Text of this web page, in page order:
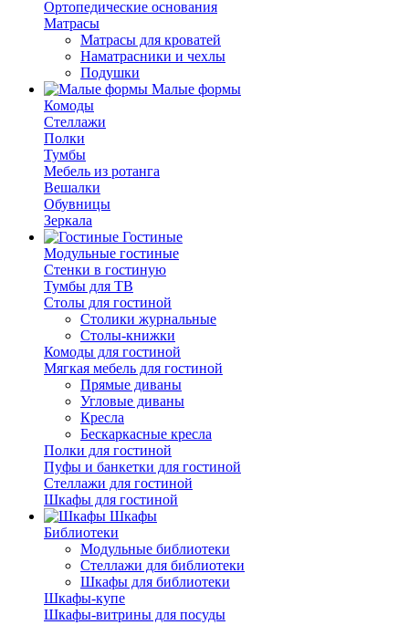
Ортопедические основания
Матрасы
Матрасы для кроватей
Наматрасники и чехлы
Подушки
Малые формы
Комоды
Стеллажи
Полки
Тумбы
Мебель из ротанга
Вешалки
Обувницы
Зеркала
Гостиные
Модульные гостиные
Стенки в гостиную
Тумбы для ТВ
Столы для гостиной
Столики журнальные
Столы-книжки
Комоды для гостиной
Мягкая мебель для гостиной
Прямые диваны
Угловые диваны
Кресла
Бескаркасные кресла
Полки для гостиной
Пуфы и банкетки для гостиной
Стеллажи для гостиной
Шкафы для гостиной
Шкафы
Библиотеки
Модульные библиотеки
Стеллажи для библиотеки
Шкафы для библиотеки
Шкафы-купе
Шкафы-витрины для посуды